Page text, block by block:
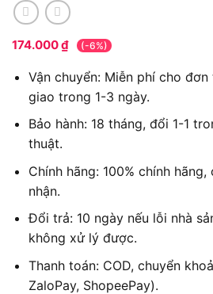
174.000₫ (-6%)
Vận chuyển: Miễn phí cho
giao trong 1-3 ngày.
Bảo hành: 18 tháng, đổi 1-1
thuật.
Chính hãng: 100% chính
nhận.
Đổi trả: 10 ngày nếu lỗi nhà
không xử lý được.
Thanh toán: COD, chuyển
ZaloPay, ShopeePay).